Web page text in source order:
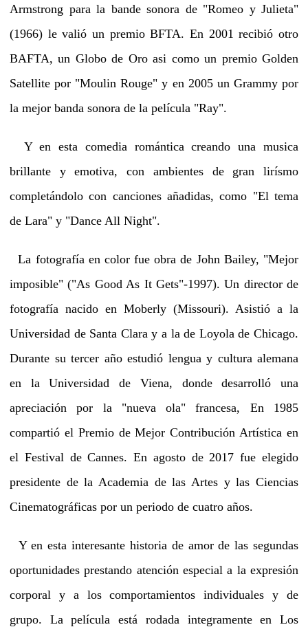
Armstrong para la bande sonora de "Romeo y Julieta"
(1966) le valió un premio BFTA. En 2001 recibió otro
BAFTA, un Globo de Oro asi como un premio Golden
Satellite por "Moulin Rouge" y en 2005 un Grammy por
la mejor banda sonora de la película "Ray".
Y en esta comedia romántica creando una musica
brillante y emotiva, con ambientes de gran lirísmo
completándolo con canciones añadidas, como "El tema
de Lara" y "Dance All Night".
La fotografía en color fue obra de John Bailey, "Mejor
imposible" ("As Good As It Gets"-1997). Un director de
fotografía nacido en Moberly (Missouri). Asistió a la
Universidad de Santa Clara y a la de Loyola de Chicago.
Durante su tercer año estudió lengua y cultura alemana
en la Universidad de Viena, donde desarrolló una
apreciación por la "nueva ola" francesa, En 1985
compartió el Premio de Mejor Contribución Artística en
el Festival de Cannes. En agosto de 2017 fue elegido
presidente de la Academia de las Artes y las Ciencias
Cinematográficas por un periodo de cuatro años.
Y en esta interesante historia de amor de las segundas
oportunidades prestando atención especial a la expresión
corporal y a los comportamientos individuales y de
grupo. La película está rodada integramente en Los